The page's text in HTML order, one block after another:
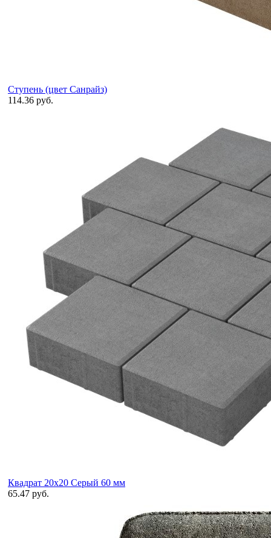
Ступень (цвет Санрайз)
114.36 руб.
Квадрат 20х20 Серый 60 мм
65.47 руб.